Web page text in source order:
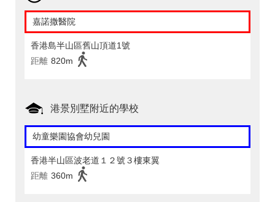
嘉諾撒醫院
香港島半山區舊山頂道1號
距離 820m
港景別墅附近的學校
幼童樂園協會幼兒園
香港半山區波老道１２號３樓東翼
距離 360m